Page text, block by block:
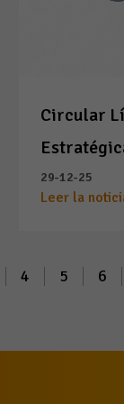
Circular
29-12-25
Leer la
4 5 6